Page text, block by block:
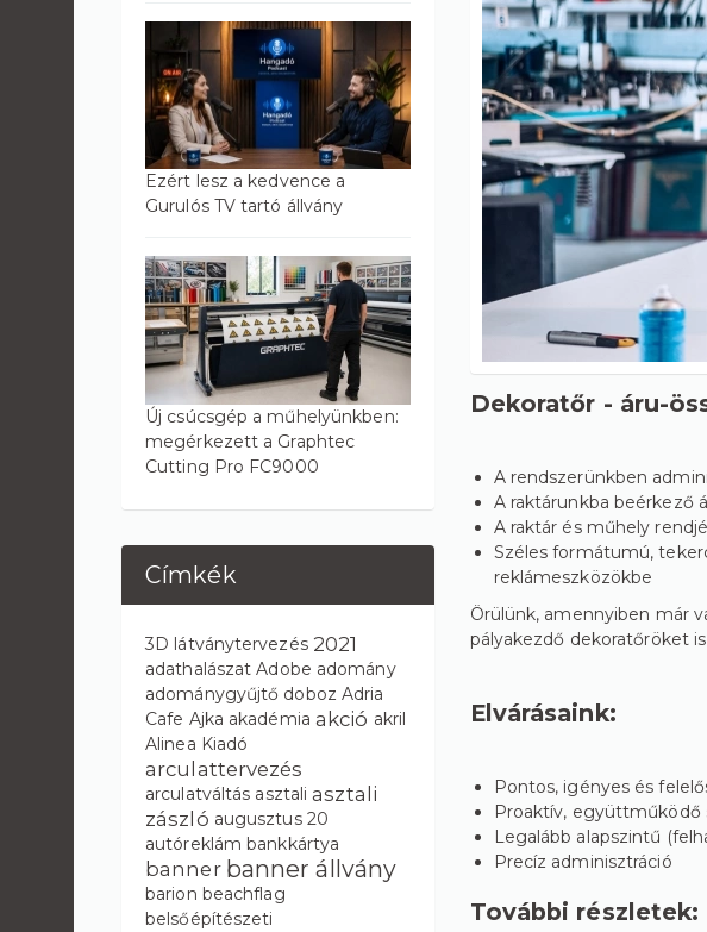
Ezért lesz a kedvence a
Gurulós TV tartó állvány
Új csúcsgép a műhelyünkben:
megérkezett a Graphtec
Cutting Pro FC9000
Címkék
3D látványtervezés 2021
adathalászat Adobe adomány
adománygyűjtő doboz Adria
Cafe Ajka akadémia akció akril
Alinea Kiadó
arculattervezés
arculatváltás asztali asztali
zászló augusztus 20
autóreklám bankkártya
banner banner állvány
barion beachflag
belsőépítészeti
Dekoratőr - áru-
A rendszerünkben
A raktárunkba beérkező
A raktár és műhely
Széles formátumú,
reklámeszközökbe
Örülünk, amennyiben már
pályakezdő dekoratőröket
Elvárásaink:
Pontos, igényes és
Proaktív, együttműködő
Legalább alapszintű
Precíz adminisztráció
További részletek: